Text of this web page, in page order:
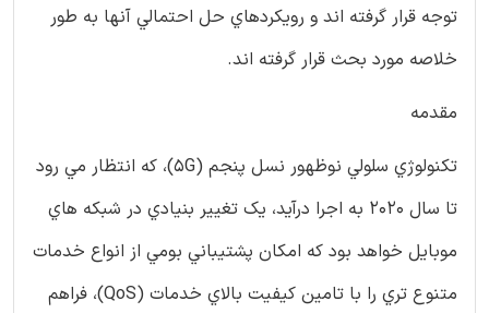
توجه قرار گرفته اند و رويکردهاي حل احتمالي آنها به طور
خلاصه مورد بحث قرار گرفته اند.
مقدمه
تکنولوژي سلولي نوظهور نسل پنجم (5G)، که انتظار مي رود
تا سال 2020 به اجرا درآيد، يک تغيير بنيادي در شبکه هاي
موبايل خواهد بود که امکان پشتيباني بومي از انواع خدمات
متنوع تري را با تامين کيفيت بالاي خدمات (QoS)، فراهم